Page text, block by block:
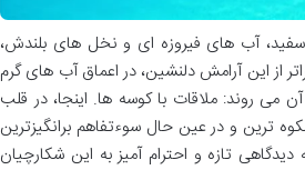
آب های فیروزه ای و نخل های بلندش،
از این آرامش دلنشین، در اعماق آب های گرم
می روند: ملاقات با کوسه ها. اینجا، در قلب
ترین و در عین حال سوءتفاهم برانگیزترین
تازه و احترام آمیز به این شکارچیان